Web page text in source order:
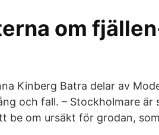
om
Kinberg Batra delar av
och fall. – Stockholmare är
be om ursäkt för grodan,